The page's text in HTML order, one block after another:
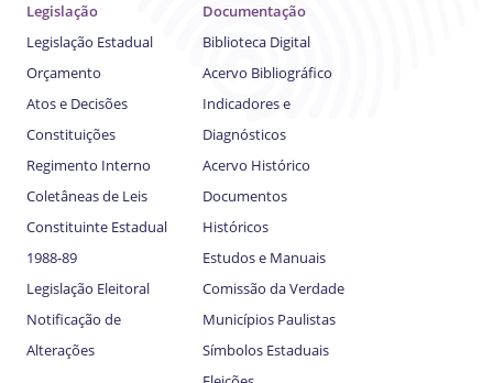
Legislação
Legislação Estadual
Orçamento
Atos e Decisões
Constituições
Regimento Interno
Coletâneas de Leis
Constituinte Estadual
1988-89
Legislação Eleitoral
Notificação de
Alterações
Documentação
Biblioteca Digital
Acervo Bibliográfico
Indicadores e
Diagnósticos
Acervo Histórico
Documentos
Históricos
Estudos e Manuais
Comissão da Verdade
Municípios Paulistas
Símbolos Estaduais